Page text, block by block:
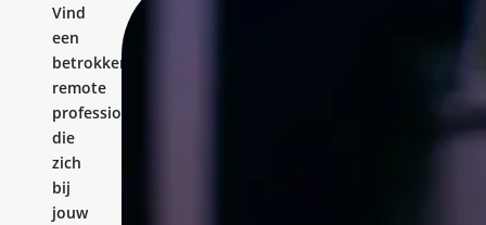
Vind
een
betrokken
remote
professional
die
zich
bij
jouw